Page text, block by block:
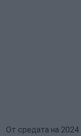
От средата на 2024